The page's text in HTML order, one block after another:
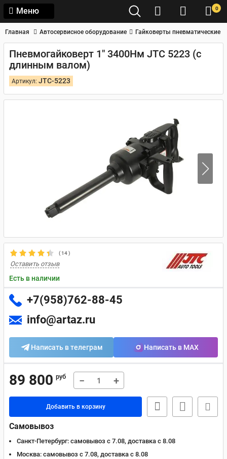
Меню 0
Главная Автосервисное оборудование Гайковерты пневматические
Пневмогайковерт 1" 3400Нм JTC 5223 (с
длинным валом)
Артикул: JTC-5223
(14)
Оставить отзыв
Есть в наличии
+7(958)762-88-45
info@artaz.ru
Написать в телеграм Написать в MAX
89 800 руб − +
Добавить в корзину
Самовывоз
Санкт-Петербург: самовывоз с 7.08, доставка c 8.08
Москва: самовывоз с 7.08, доставка c 8.08